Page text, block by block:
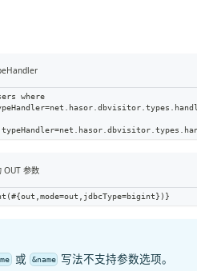
where
OUT 参数
或 &name
写法不支持参数选项。